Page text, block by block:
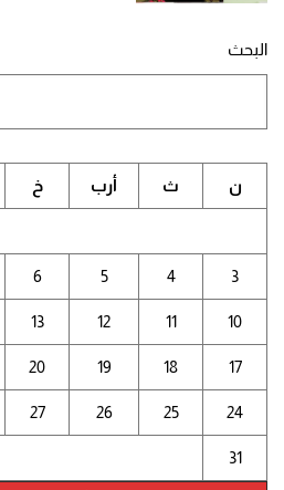
البحث
ن ث أرب خ
3
4
5
6
10
11
12
13
17
18
19
20
24
25
26
27
31